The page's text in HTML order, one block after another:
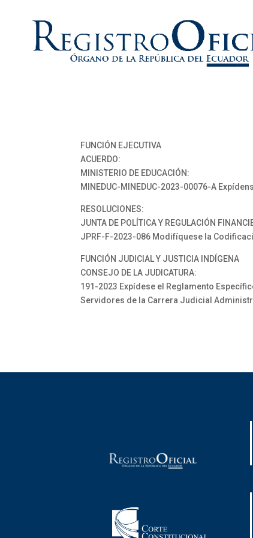
FUNCIÓN EJECUTIVA
ACUERDO:
MINISTERIO DE EDUCACIÓN:
MINEDUC-MINEDUC-2023-00076-A
RESOLUCIONES:
JUNTA DE POLÍTICA Y REGULACIÓN
JPRF-F-2023-086 Modifíquese la
FUNCIÓN JUDICIAL Y JUSTICIA INDÍGENA
CONSEJO DE LA JUDICATURA:
191-2023 Expídese el Reglamento
Servidores de la Carrera Judicial